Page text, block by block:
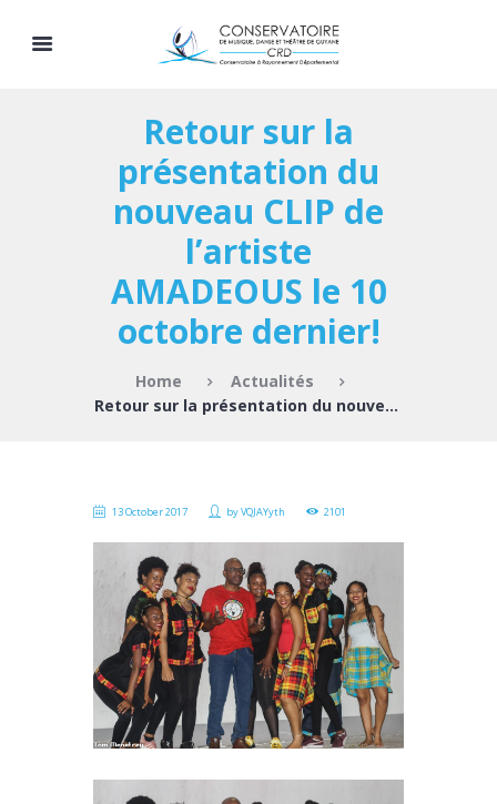
Retour sur la
présentation du
nouveau CLIP de
l’artiste
AMADEOUS le 10
octobre dernier!
Home
Actualités
Retour sur la présentation du nouveau CLIP de...
13 October 2017 byVQJAYyth 2101